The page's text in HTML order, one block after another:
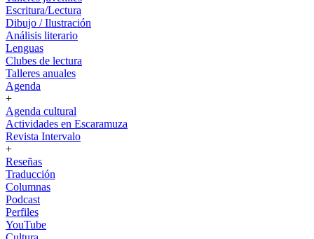
Escritura/Lectura
Dibujo / Ilustración
Análisis literario
Lenguas
Clubes de lectura
Talleres anuales
Agenda
+
Agenda cultural
Actividades en Escaramuza
Revista Intervalo
+
Reseñas
Traducción
Columnas
Podcast
Perfiles
YouTube